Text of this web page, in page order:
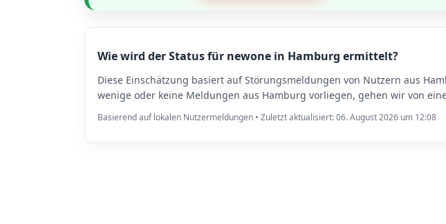
Wie wird der Status für newone in Hamburg ermittelt?
Diese Einschätzung basiert auf Störungsmeldungen von Nutzern aus
wenige oder keine Meldungen aus Hamburg vorliegen, gehen wir von
Basierend auf lokalen Nutzermeldungen • Zuletzt aktualisiert: 06. August 2026 um 12:08